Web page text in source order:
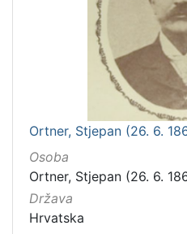
Ortner, Stjepan (26. 6.
Osoba
Ortner, Stjepan (26. 6.
Država
Hrvatska